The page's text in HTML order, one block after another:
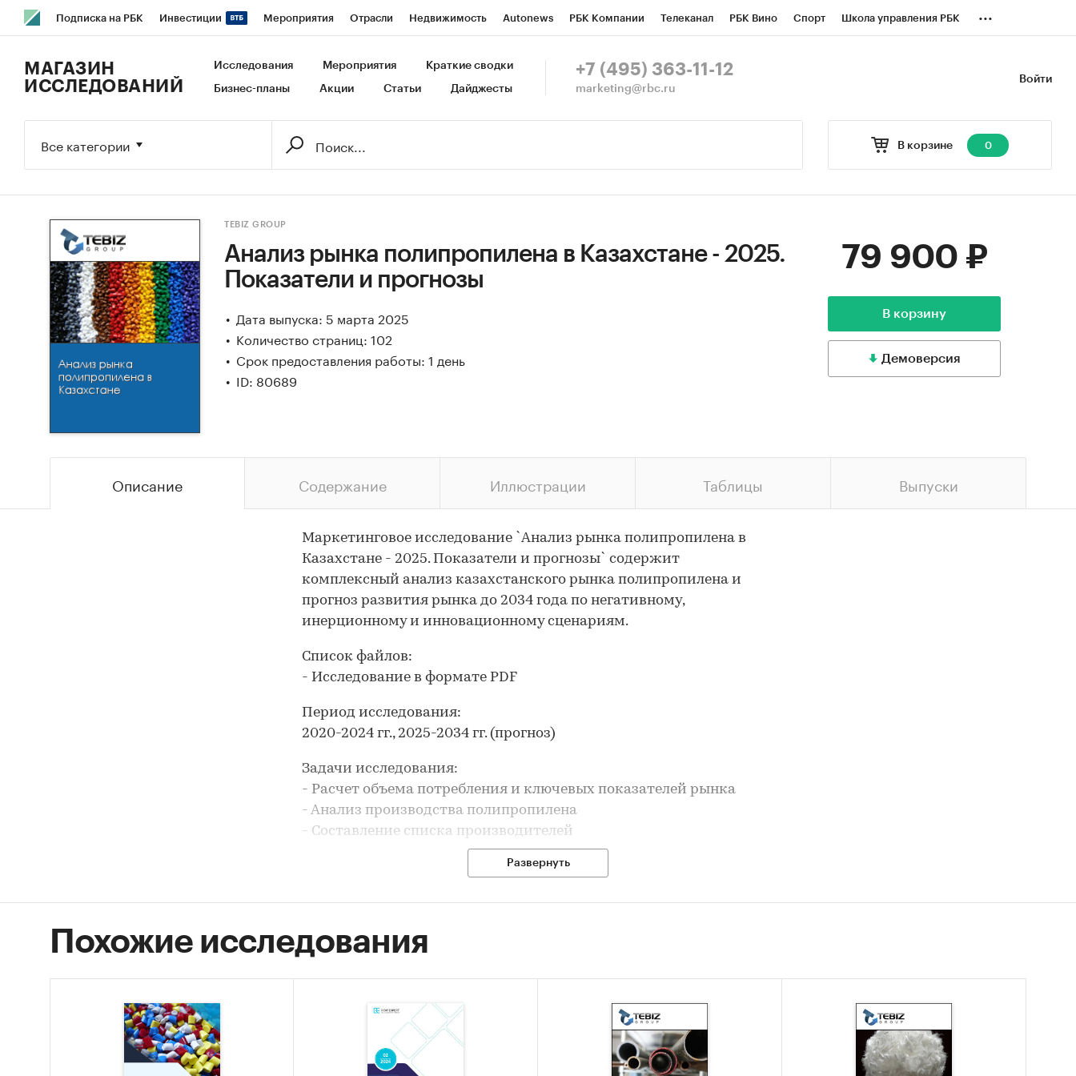
Подписка на РБК Инвестиции Мероприятия Отрасли Недвижимость Autonews РБК Компании Телеканал РБК Вино Спорт Школа управления РБК
Исследования Кредитные рейтинги Франшизы Газета Спецпроекты СПб Конференции СПб Спецпроекты
...
Войти
МАГАЗИН
ИССЛЕДОВАНИЙ
Исследования Мероприятия Краткие сводки
Бизнес-планы Акции Статьи Дайджесты
+7 (495) 363-11-12
marketing@rbc.ru
В корзине 0
Все категории
TEBIZ GROUP
Анализ рынка полипропилена в Казахстане - 2025.
Показатели и прогнозы
Дата выпуска: 5 марта 2025
Количество страниц: 102
Срок предоставления работы: 1 день
ID: 80689
79 900 ₽
В корзину
Демоверсия
Описание Содержание Иллюстрации Таблицы Выпуски
Маркетинговое исследование `Анализ рынка полипропилена в
Казахстане - 2025. Показатели и прогнозы` содержит
комплексный анализ казахстанского рынка полипропилена и
прогноз развития рынка до 2034 года по негативному,
инерционному и инновационному сценариям.
Список файлов:
- Исследование в формате PDF
Период исследования:
2020-2024 гг., 2025-2034 гг. (прогноз)
Задачи исследования:
- Расчет объема потребления и ключевых показателей рынка
- Анализ производства полипропилена
- Составление списка производителей
- Анализ импорта и экспорта
- Формирование прогноза развития рынка
В разделе `Производство` рассмотрены виды:
- Полипропилен в первичных формах прочих
Атырауская область, Павлодарская область
В разделе `Основные производители` рассмотрены компании:
ТОО `КОМПАНИЯ НЕФТЕХИМ LTD` (`КОМПАНИЯ НЕФТЕХИМ
Развернуть
Похожие исследования